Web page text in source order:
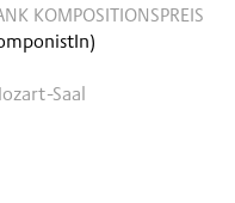
KOMPOSITIONSPREIS
Saal